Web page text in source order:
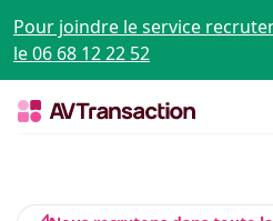
Pour joindre le service
le 06 68 12 22 52